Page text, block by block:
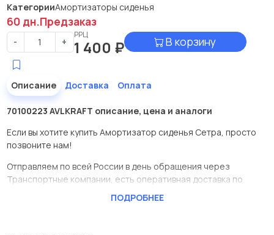
КатегорииАмортизаторы сиденья
60 дн.Предзаказ
- +
РРЦ
1 400 ₽ В корзину
Описание Доставка Оплата
70100223 AVLKRAFT описание, цена и аналоги
Если вы хотите купить Амортизатор сиденья Сетра, просто
позвоните нам!
Отправляем по всей России в день обращения через
Транспортные компании, есть оперативная доставка по
ПОДРОБНЕЕ